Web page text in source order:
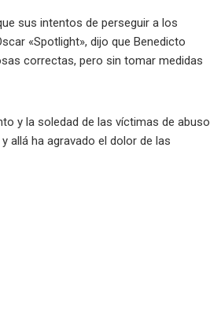
sus intentos de perseguir a los
«Spotlight», dijo que Benedicto
correctas, pero sin tomar medidas
y la soledad de las víctimas de abuso
allá ha agravado el dolor de las